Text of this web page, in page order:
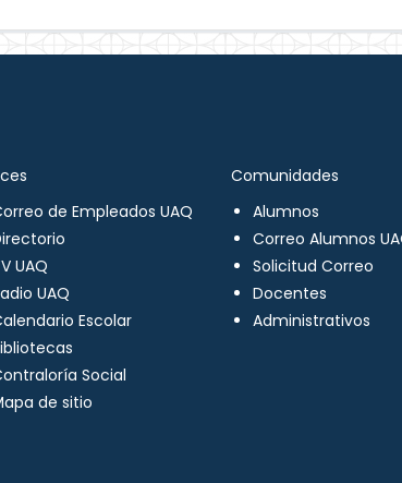
de Empleados UAQ
UAQ
UAQ
Escolar
Social
de sitio
Comunidades
Alumnos
Correo Alumnos
Solicitud Correo
Docentes
Administrativos